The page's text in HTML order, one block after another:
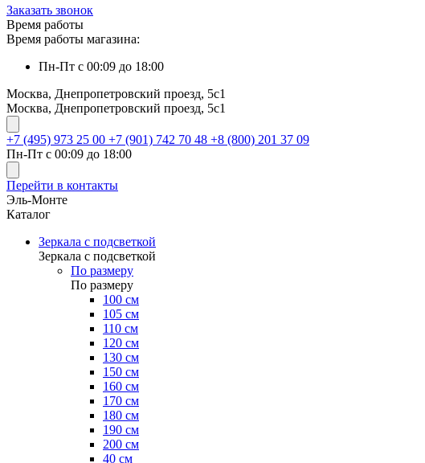
Заказать звонок
Время работы
Время работы магазина:
Пн-Пт с 00:09 до 18:00
Москва, Днепропетровский проезд, 5с1
Москва, Днепропетровский проезд, 5с1
+7 (495) 973 25 00 +7 (901) 742 70 48 +8 (800) 201 37 09
Пн-Пт с 00:09 до 18:00
Перейти в контакты
Эль-Монте
Каталог
Зеркала с подсветкой
Зеркала с подсветкой
По размеру
По размеру
100 см
105 см
110 см
120 см
130 см
150 см
160 см
170 см
180 см
190 см
200 см
40 см